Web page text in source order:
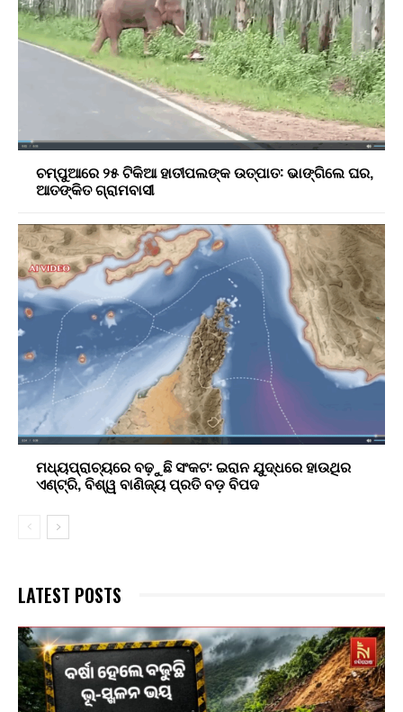
ଚମ୍ପୁଆରେ ୨୫ ଟିକିଆ ହାତୀପଲଙ୍କ ଉତ୍ପାତ: ଭାଙ୍ଗିଲେ ଘର,
ଆତଙ୍କିତ ଗ୍ରାମବାସୀ
ମଧ୍ୟପ୍ରାଚ୍ୟରେ ବଢ଼ୁଛି ସଂକଟ: ଇରାନ ଯୁଦ୍ଧରେ ହାଉଥିର
ଏଣ୍ଟ୍ରି, ବିଶ୍ୱ ବାଣିଜ୍ୟ ପ୍ରତି ବଡ଼ ବିପଦ
LATEST POSTS